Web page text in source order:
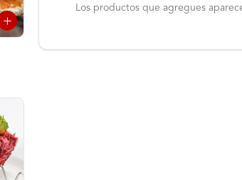
Los productos que agregues